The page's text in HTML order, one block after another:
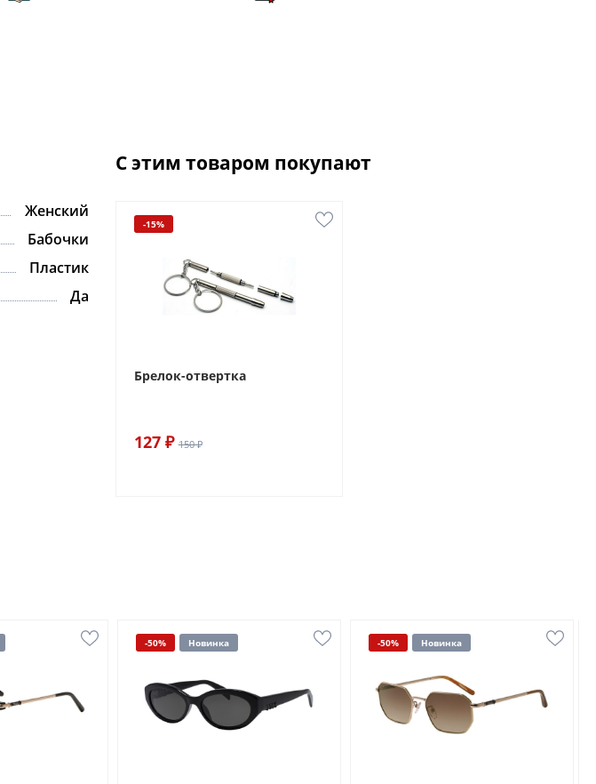
Женский
Бабочки
Пластик
Да
С этим товаром покупают
-15%
Брелок-отвертка
127 ₽ 150 ₽
-50% Новинка -50% Новинка